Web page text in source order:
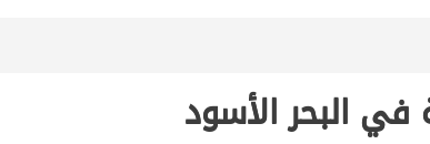
البحر الأسود